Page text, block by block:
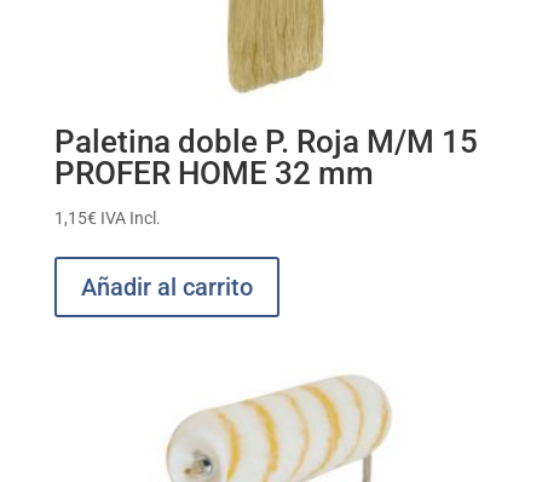
Paletina doble P. Roja M/M 15
PROFER HOME 32 mm
1,15€ IVA Incl.
Añadir al carrito